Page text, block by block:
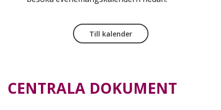
Till kalender
CENTRALA DOKUMENT